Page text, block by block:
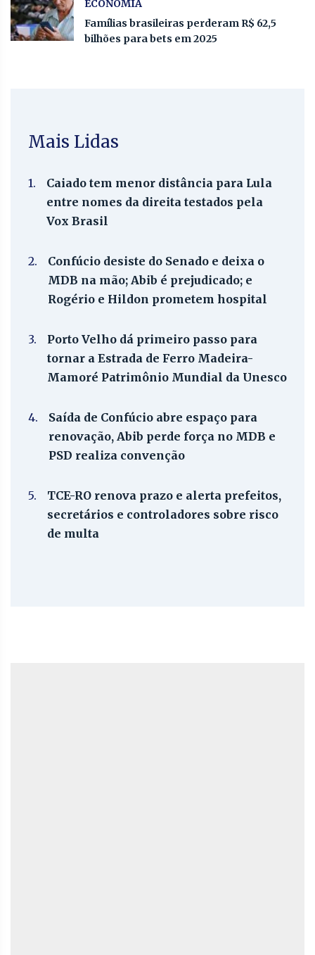
ECONOMIA
Famílias brasileiras perderam R$ 62,5
bilhões para bets em 2025
Mais Lidas
1.
Caiado tem menor distância para Lula
entre nomes da direita testados pela
Vox Brasil
2.
Confúcio desiste do Senado e deixa o
MDB na mão; Abib é prejudicado; e
Rogério e Hildon prometem hospital
3.
Porto Velho dá primeiro passo para
tornar a Estrada de Ferro Madeira-
Mamoré Patrimônio Mundial da Unesco
4.
Saída de Confúcio abre espaço para
renovação, Abib perde força no MDB e
PSD realiza convenção
5.
TCE-RO renova prazo e alerta prefeitos,
secretários e controladores sobre risco
de multa